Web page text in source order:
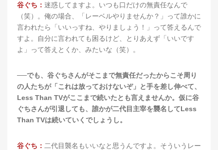
谷ぐち： 迷惑してますよ。いつも口だけの無責任なんで
（笑）。俺の場合、「レーベルやりませんか？」って誰かに
言われたら「いいっすね、やりましょう！」って答えるんで
すよ。自分に言われても困るけど、とりあえず「いいです
よ」って答えとくか、みたいな（笑）。
──でも、谷ぐちさんがそこまで無責任だったからこそ周り
の人たちが「これは放っておけないぞ」と手を差し伸べて、
Less Than TVがここまで続いたとも言えませんか。仮に谷
ぐちさんが引退しても、誰かが二代目主宰を襲名してLess
Than TVは続いていくでしょうし。
谷ぐち： 二代目襲名もいいなと思うんですよ。そういうレー